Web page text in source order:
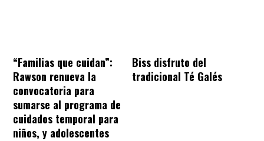
“Familias que cuidan”:
Rawson renueva la
convocatoria para
sumarse al programa de
cuidados temporal para
niños, y adolescentes
Biss disfruto del
tradicional Té Galés